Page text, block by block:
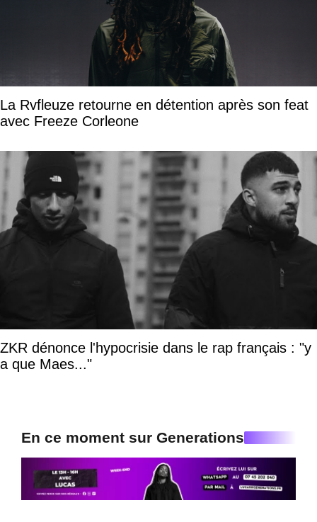
La Rvfleuze retourne en détention après son feat
avec Freeze Corleone
ZKR dénonce l'hypocrisie dans le rap français : "y
a que Maes..."
En ce moment sur Generations